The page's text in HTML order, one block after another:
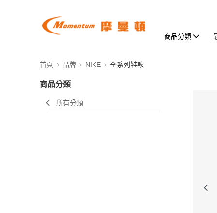
商品分類
首頁 品牌 NIKE 全系列鞋款
商品分類
所有分類